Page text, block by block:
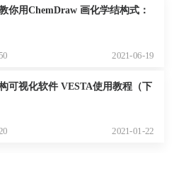
你用ChemDraw 画化学结构式：
2021-06-19
可视化软件 VESTA使用教程（下
2021-01-22